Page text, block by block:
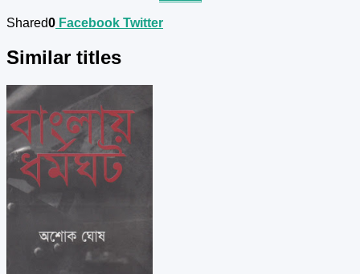
Shared0 Facebook Twitter
Similar titles